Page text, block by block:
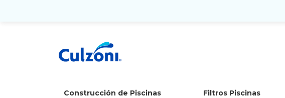
Construcción de Piscinas Filtros Piscinas